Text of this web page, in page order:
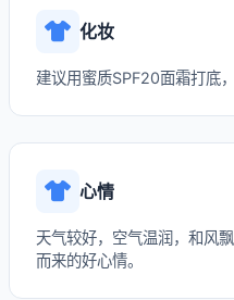
化妆
建议用蜜质SPF20面霜打底
心情
天气较好，空气温润，和风
而来的好心情。